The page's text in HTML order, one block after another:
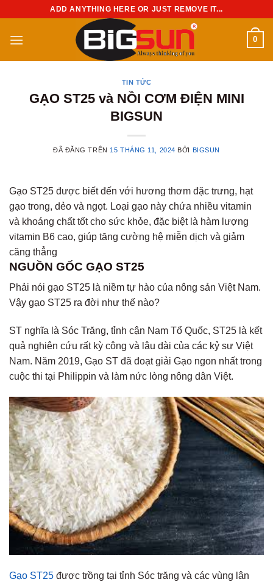
nội
ADD ANYTHING HERE OR JUST REMOVE IT...
0
TIN TỨC
GẠO ST25 và NỒI CƠM ĐIỆN MINI
BIGSUN
ĐÃ ĐĂNG TRÊN 15 THÁNG 11, 2024 BỞI BIGSUN
Gạo ST25 được biết đến với hương thơm đặc trưng, hạt
gạo trong, dẻo và ngọt. Loại gạo này chứa nhiều vitamin
và khoáng chất tốt cho sức khỏe, đặc biệt là hàm lượng
vitamin B6 cao, giúp tăng cường hệ miễn dịch và giảm
căng thẳng
NGUỒN GỐC GẠO ST25
Phải nói gạo ST25 là niềm tự hào của nông sản Việt Nam.
Vậy gạo ST25 ra đời như thế nào?
ST nghĩa là Sóc Trăng, tỉnh cận Nam Tổ Quốc, ST25 là kết
quả nghiên cứu rất kỳ công và lâu dài của các kỷ sư Việt
Nam. Năm 2019, Gạo ST đã đoạt giải Gạo ngon nhất trong
cuộc thi tại Philippin và làm nức lòng nông dân Việt.
Gạo ST25 được trồng tại tỉnh Sóc trăng và các vùng lân